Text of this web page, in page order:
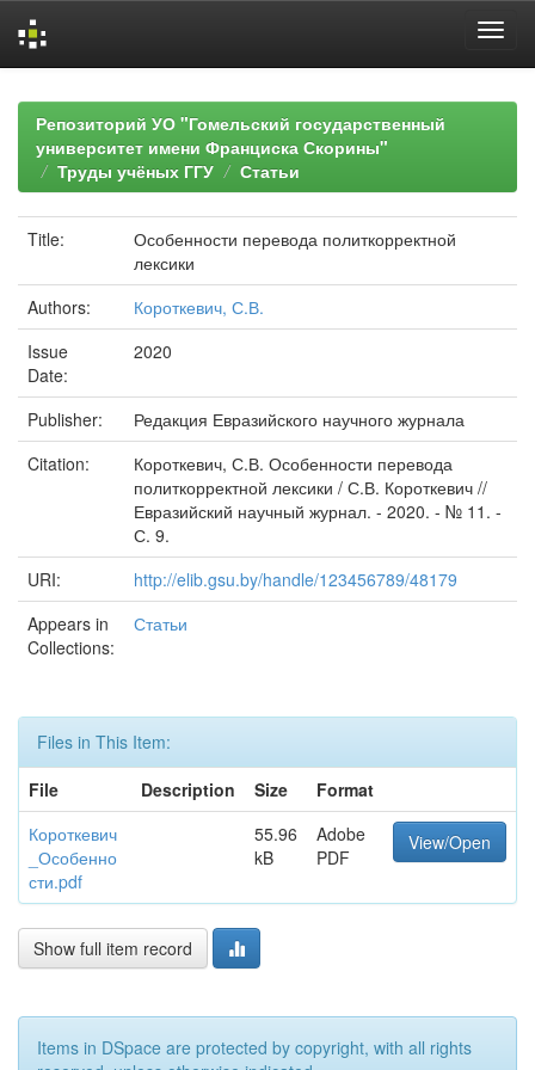
navigationРепозиторий УО "Гомельский государственный
университет имени Франциска Скорины"
Труды учёных ГГУ
Статьи
Title:
Особенности перевода политкорректной
лексики
Authors:
Короткевич, С.В.
Issue
Date:
2020
Publisher:
Редакция Евразийского научного журнала
Citation:
Короткевич, С.В. Особенности перевода
политкорректной лексики / С.В. Короткевич //
Евразийский научный журнал. - 2020. - № 11. -
С. 9.
URI:
http://elib.gsu.by/handle/123456789/48179
Appears in
Collections:
Статьи
Files in This Item:
File
Description Size
Format
Короткевич
_Особенно
сти.pdf
55.96
kB
Adobe
PDF
View/Open
Show full item record
Items in DSpace are protected by copyright, with all rights